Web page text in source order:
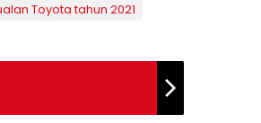
Toyota tahun 2021